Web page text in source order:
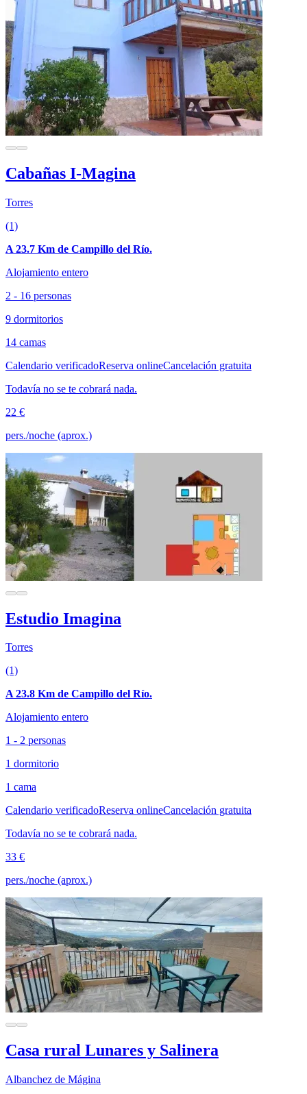
Cabañas I-Magina
Torres
(1)
A 23.7 Km de Campillo del Río.
Alojamiento entero
2 - 16 personas
9 dormitorios
14 camas
Calendario verificadoReserva onlineCancelación gratuita
Todavía no se te cobrará nada.
22 €
pers./noche (aprox.)
Estudio Imagina
Torres
(1)
A 23.8 Km de Campillo del Río.
Alojamiento entero
1 - 2 personas
1 dormitorio
1 cama
Calendario verificadoReserva onlineCancelación gratuita
Todavía no se te cobrará nada.
33 €
pers./noche (aprox.)
Casa rural Lunares y Salinera
Albanchez de Mágina